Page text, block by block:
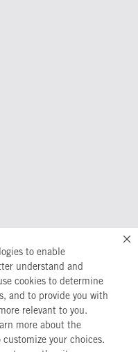
to enable
understand and
cookies to determine
and to provide you with
relevant to you.
more about the
your choices.
DE TÉMOINS
DES CHAÎNES